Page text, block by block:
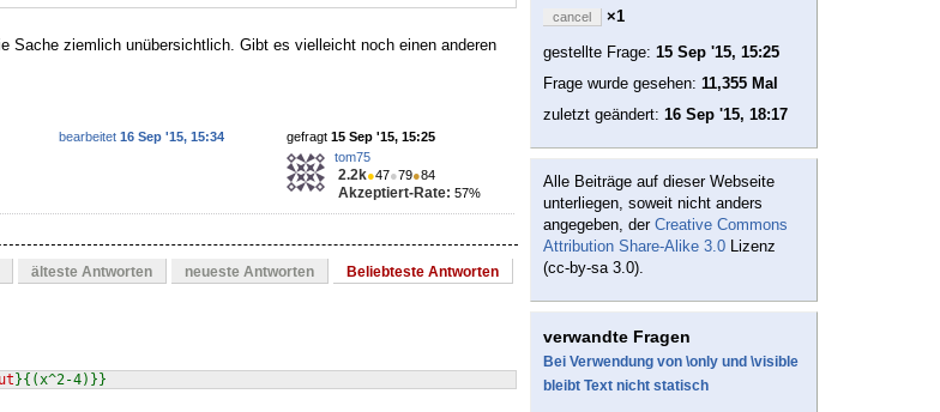
Sache ziemlich unübersichtlich. Gibt es vielleicht noch einen anderen
gefragt 15 Sep '15, 15:25
tom75
2.2k●47●79●84
Akzeptiert-Rate: 57%
bearbeitet 16 Sep '15, 15:34
älteste Antworten neueste Antworten Beliebteste Antworten
}{(x^2-4)}}
cancel
×1
gestellte Frage: 15 Sep '15, 15:25
Frage wurde gesehen: 11,355 Mal
zuletzt geändert: 16 Sep '15, 18:17
Alle Beiträge auf dieser Webseite
unterliegen, soweit nicht anders
angegeben, der Creative Commons
Attribution Share-Alike 3.0 Lizenz
(cc-by-sa 3.0).
verwandte Fragen
Bei Verwendung von \only und \visible
bleibt Text nicht statisch